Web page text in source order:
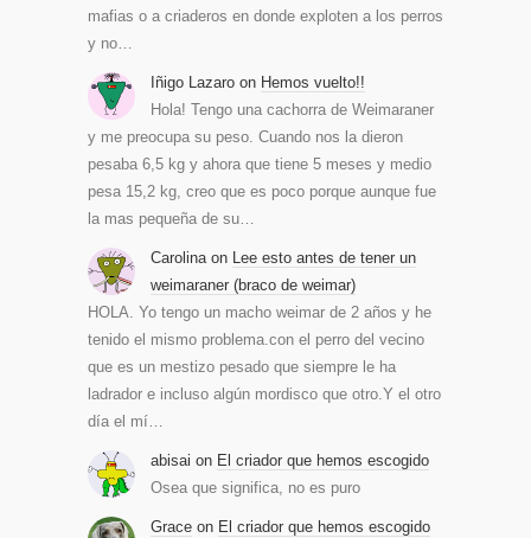
mafias o a criaderos en donde exploten a los perros
y no…
Iñigo Lazaro on Hemos vuelto!!
Hola! Tengo una cachorra de Weimaraner
y me preocupa su peso. Cuando nos la dieron
pesaba 6,5 kg y ahora que tiene 5 meses y medio
pesa 15,2 kg, creo que es poco porque aunque fue
la mas pequeña de su…
Carolina on Lee esto antes de tener un
weimaraner (braco de weimar)
HOLA. Yo tengo un macho weimar de 2 años y he
tenido el mismo problema.con el perro del vecino
que es un mestizo pesado que siempre le ha
ladrador e incluso algún mordisco que otro.Y el otro
día el mí…
abisai on El criador que hemos escogido
Osea que significa, no es puro
Grace on El criador que hemos escogido